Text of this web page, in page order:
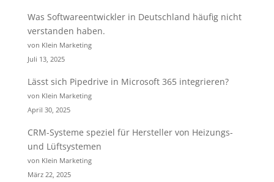
Was Softwareentwickler in Deutschland häufig nicht
verstanden haben.
von Klein Marketing
Juli 13, 2025
Lässt sich Pipedrive in Microsoft 365 integrieren?
von Klein Marketing
April 30, 2025
CRM-Systeme speziel für Hersteller von Heizungs-
und Lüftsystemen
von Klein Marketing
März 22, 2025